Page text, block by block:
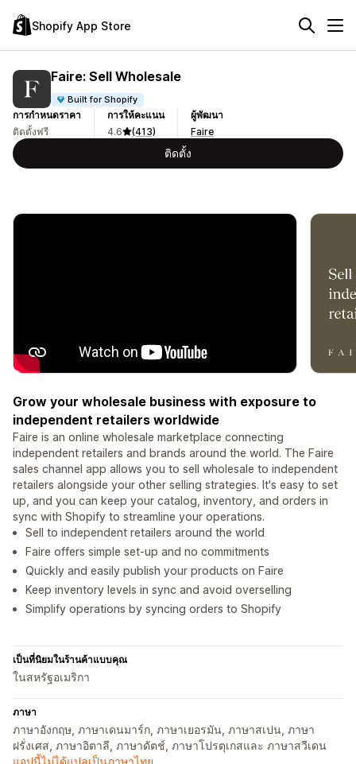
Shopify App Store
Faire: Sell Wholesale
Built for Shopify
การกำหนดราคา
ติดตั้งฟรี
การให้คะแนน
4.6
(413)
ผู้พัฒนา
Faire
ติดตั้ง
Grow your wholesale business with exposure to
independent retailers worldwide
Faire is an online wholesale marketplace connecting
independent retailers and brands around the world. The Faire
sales channel app allows you to sell wholesale to independent
retailers alongside your other selling strategies. It's easy to set
up, and you can keep your catalog, inventory, and orders in
sync with Shopify to streamline your operations.
Sell to independent retailers around the world
Faire offers simple set-up and no commitments
Quickly and easily publish your products on Faire
Keep inventory levels in sync and avoid overselling
Simplify operations by syncing orders to Shopify
เป็นที่นิยมในร้านค้าแบบคุณ
ในสหรัฐอเมริกา
ภาษา
ภาษาอังกฤษ, ภาษาเดนมาร์ก, ภาษาเยอรมัน, ภาษาสเปน, ภาษา
ฝรั่งเศส, ภาษาอิตาลี, ภาษาดัตช์, ภาษาโปรตุเกสและ ภาษาสวีเดน